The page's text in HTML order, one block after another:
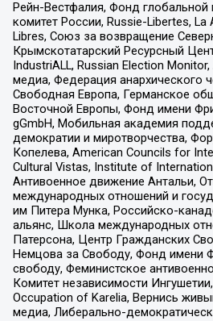
Рейн-Вестфалия, Фонд
комитет России, Russie-Libertes,
Libres, Союз за возвращение
Крымскотатарский Ресурсный
IndustriALL, Russian Election
медиа, Федерация анархического
Свободная Европа, Германское
Восточной Европы, Фонд имени
gGmbH, Мобильная академия
демократии и миротворчества,
Копелева, American Councils for
Cultural Vistas, Institute of
Антивоенное движение Антальи,
международных отношений и
им Питера Мунка, Российско-
альянс, Школа международных
Патерсона, Центр Гражданских
Немцова за Свободу, Фонд имени
свободу, Феминистское
Комитет независимости
Occupation of Karelia, Вернись
медиа, Либерально-